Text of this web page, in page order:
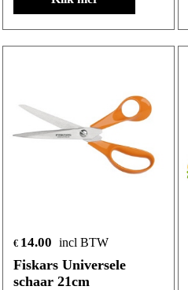
€ 14.00 incl BTW
Fiskars Universele
schaar 21cm